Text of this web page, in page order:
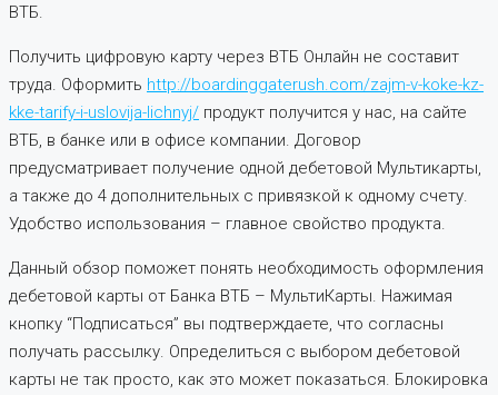
ВТБ.
Получить цифровую карту через ВТБ Онлайн не составит
труда. Оформить http://boardinggaterush.com/zajm-v-koke-kz-
kke-tarify-i-uslovija-lichnyj/ продукт получится у нас, на сайте
ВТБ, в банке или в офисе компании. Договор
предусматривает получение одной дебетовой Мультикарты,
а также до 4 дополнительных с привязкой к одному счету.
Удобство использования – главное свойство продукта.
Данный обзор поможет понять необходимость оформления
дебетовой карты от Банка ВТБ – МультиКарты. Нажимая
кнопку “Подписаться” вы подтверждаете, что согласны
получать рассылку. Определиться с выбором дебетовой
карты не так просто, как это может показаться. Блокировка